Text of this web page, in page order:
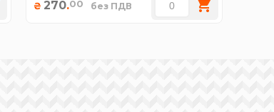
₴ 270.00 без ПДВ